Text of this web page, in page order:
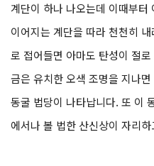
계단이 하나 나오는데 이때부터
이어지는 계단을 따라 천천히
로 접어들면 아마도 탄성이 절
금은 유치한 오색 조명을 지나
동굴 법당이 나타납니다. 또 이
에서나 볼 법한 산신상이 자리